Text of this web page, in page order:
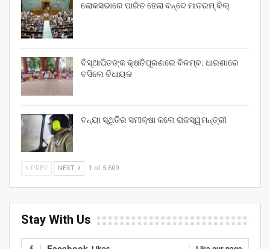
ଲୋକସଭାରେ ପାରିତ ହେଲା ବନ୍ଦେ ମାତରମ୍‌ ବିଲ୍‌
ବିସ୍ଥାପିତଙ୍କ କ୍ଷତିପୂରଣରେ ବିଳମ୍ବ: ଧାରଣାରେ
ବସିଲେ ବିଧାୟକ
ବନ୍ୟା ସ୍ଥିତିର ସମୀକ୍ଷା କଲେ ରାଜସ୍ୱମନ୍ତ୍ରୀ
PREV NEXT 1 of 5,609
Stay With Us